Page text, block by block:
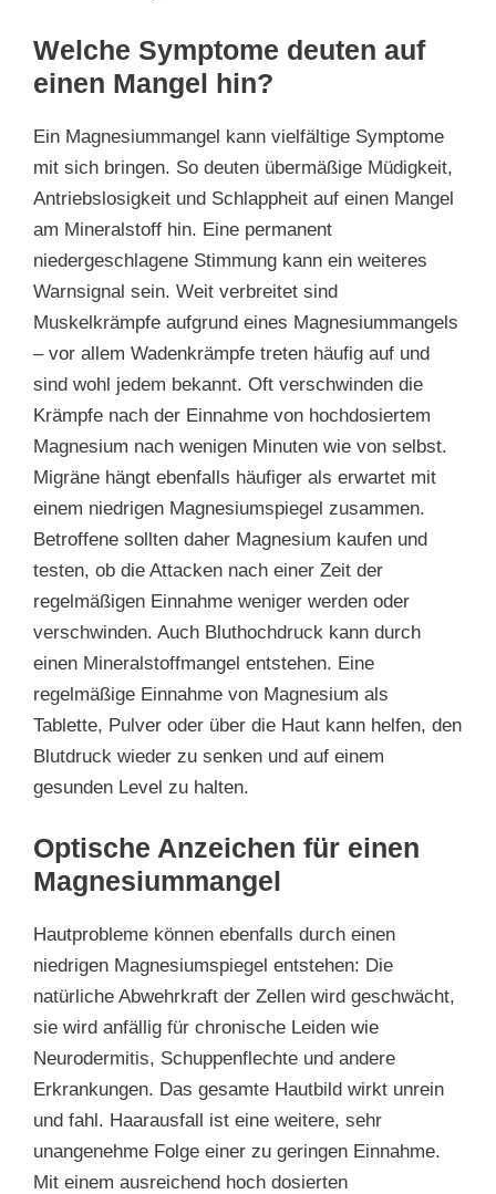
Welche Symptome deuten auf
einen Mangel hin?
Ein Magnesiummangel kann vielfältige Symptome
mit sich bringen. So deuten übermäßige Müdigkeit,
Antriebslosigkeit und Schlappheit auf einen Mangel
am Mineralstoff hin. Eine permanent
niedergeschlagene Stimmung kann ein weiteres
Warnsignal sein. Weit verbreitet sind
Muskelkrämpfe aufgrund eines Magnesiummangels
– vor allem Wadenkrämpfe treten häufig auf und
sind wohl jedem bekannt. Oft verschwinden die
Krämpfe nach der Einnahme von hochdosiertem
Magnesium nach wenigen Minuten wie von selbst.
Migräne hängt ebenfalls häufiger als erwartet mit
einem niedrigen Magnesiumspiegel zusammen.
Betroffene sollten daher Magnesium kaufen und
testen, ob die Attacken nach einer Zeit der
regelmäßigen Einnahme weniger werden oder
verschwinden. Auch Bluthochdruck kann durch
einen Mineralstoffmangel entstehen. Eine
regelmäßige Einnahme von Magnesium als
Tablette, Pulver oder über die Haut kann helfen, den
Blutdruck wieder zu senken und auf einem
gesunden Level zu halten.
Optische Anzeichen für einen
Magnesiummangel
Hautprobleme können ebenfalls durch einen
niedrigen Magnesiumspiegel entstehen: Die
natürliche Abwehrkraft der Zellen wird geschwächt,
sie wird anfällig für chronische Leiden wie
Neurodermitis, Schuppenflechte und andere
Erkrankungen. Das gesamte Hautbild wirkt unrein
und fahl. Haarausfall ist eine weitere, sehr
unangenehme Folge einer zu geringen Einnahme.
Mit einem ausreichend hoch dosierten